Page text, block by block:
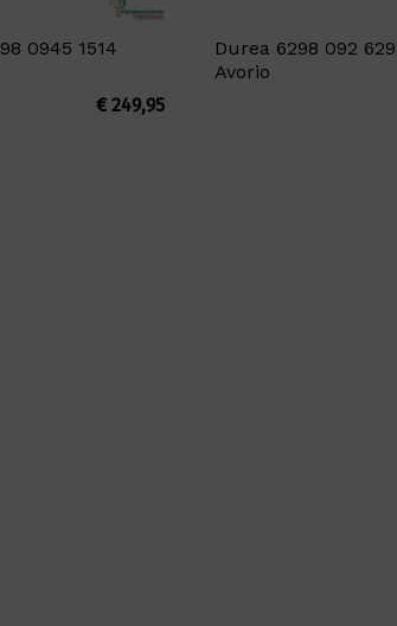
0945 1514
€249,95
Durea 6298 092
Avorio